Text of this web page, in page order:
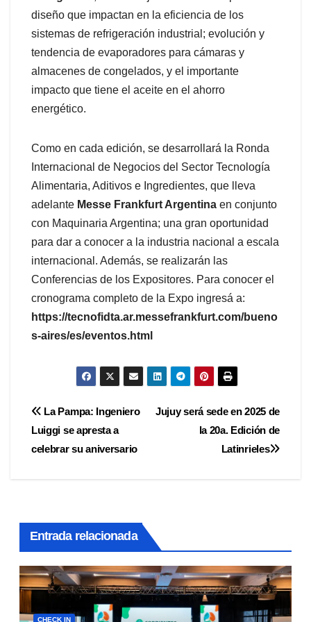
diseño que impactan en la eficiencia de los
sistemas de refrigeración industrial; evolución y
tendencia de evaporadores para cámaras y
almacenes de congelados, y el importante
impacto que tiene el aceite en el ahorro
energético.
Como en cada edición, se desarrollará la Ronda
Internacional de Negocios del Sector Tecnología
Alimentaria, Aditivos e Ingredientes, que lleva
adelante Messe Frankfurt Argentina en conjunto
con Maquinaria Argentina; una gran oportunidad
para dar a conocer a la industria nacional a escala
internacional. Además, se realizarán las
Conferencias de los Expositores. Para conocer el
cronograma completo de la Expo ingresá a:
https://tecnofidta.ar.messefrankfurt.com/bueno
s-aires/es/eventos.html
Navegación
de
Jujuy será sede en 2025 de
la 20a. Edición de
Latinrieles
La Pampa: Ingeniero
Luiggi se apresta a
celebrar su aniversario
Entrada relacionada
CHECK IN